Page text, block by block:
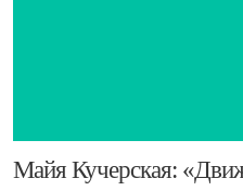
​Майя Кучерская: